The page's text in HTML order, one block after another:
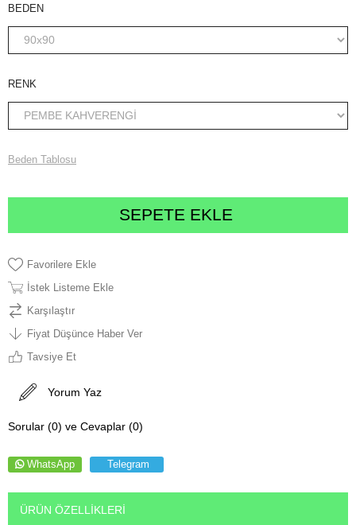
BEDEN
RENK
Beden Tablosu
Favorilere Ekle
İstek Listeme Ekle
Karşılaştır
Fiyat Düşünce Haber Ver
Tavsiye Et
Yorum Yaz
Sorular (0) ve Cevaplar (0)
WhatsApp Telegram
ÜRÜN ÖZELLIKLERI